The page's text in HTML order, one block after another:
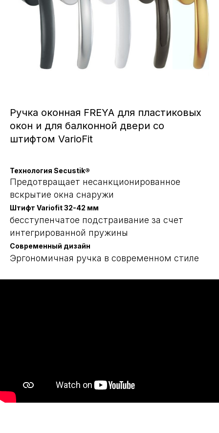
Ручка оконная FREYA для пластиковых
окон и для балконной двери со
штифтом VarioFit
Технология Secustik®
Предотвращает несанкционированное
вскрытие окна снаружи
Штифт Variofit 32-42 мм
бесступенчатое подстраивание за счет
интегрированной пружины
Современный дизайн
Эргономичная ручка в современном стиле